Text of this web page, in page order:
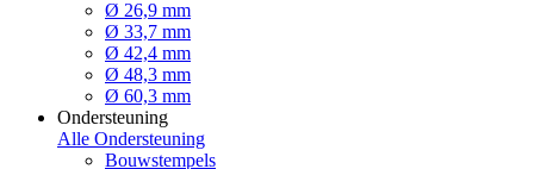
Ø 26,9 mm
Ø 33,7 mm
Ø 42,4 mm
Ø 48,3 mm
Ø 60,3 mm
Ondersteuning
Alle Ondersteuning
Bouwstempels